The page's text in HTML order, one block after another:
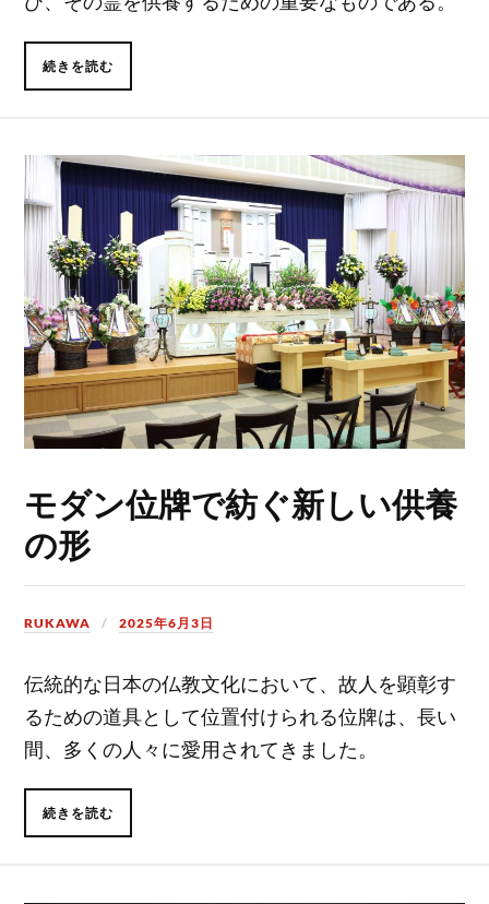
続きを読む
モダン位牌で紡ぐ新しい供養
の形
RUKAWA 2025年6月3日
伝統的な日本の仏教文化において、故人を顕彰す
るための道具として位置付けられる位牌は、長い
間、多くの人々に愛用されてきました。
続きを読む